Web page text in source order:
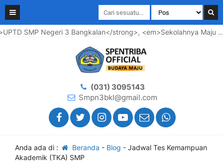
SMP Negeri 3 Bangkalan</strong>, <em>Sekolahnya Maju ....
(031) 3095143
Smpn3bkl@gmail.com
Anda ada di : Beranda - Blog - Jadwal Tes Kemampuan
Akademik (TKA) SMP